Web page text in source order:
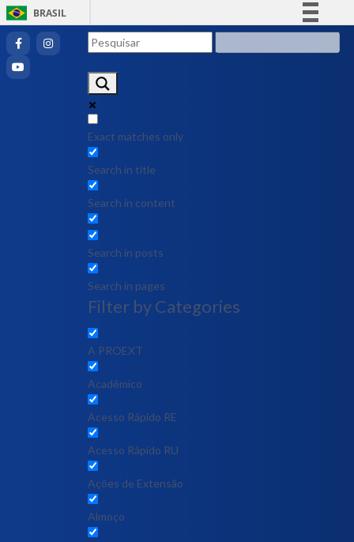
BRASIL
Exact matches only
Search in title
Search in content
Search in posts
Search in pages
Filter by Categories
A PROEXT
Acadêmico
Acesso Rápido RE
Acesso Rápido RU
Ações de Extensão
Almoço